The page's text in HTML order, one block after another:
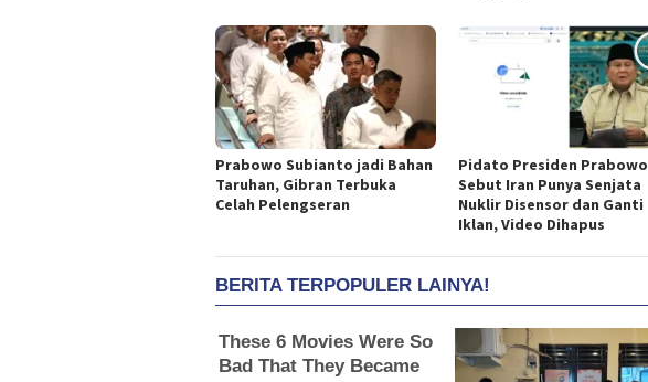
Prabowo Subianto jadi Bahan
Taruhan, Gibran Terbuka
Celah Pelengseran
Pidato Presiden Prabowo
Sebut Iran Punya Senjata
Nuklir Disensor dan Ganti
Iklan, Video Dihapus